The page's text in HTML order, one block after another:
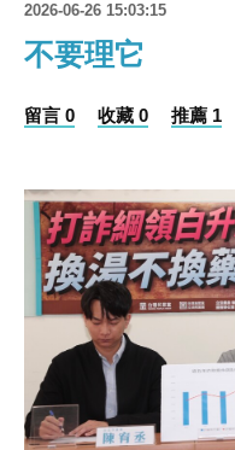
2026-06-26 15:03:15
不要理它
留言 0 收藏 0 推薦 1